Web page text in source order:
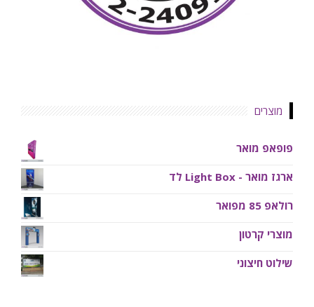
מוצרים
פופאפ מואר
ארגז מואר - Light Box לד
רולאפ 85 מפואר
מוצרי קרטון
שילוט חיצוני